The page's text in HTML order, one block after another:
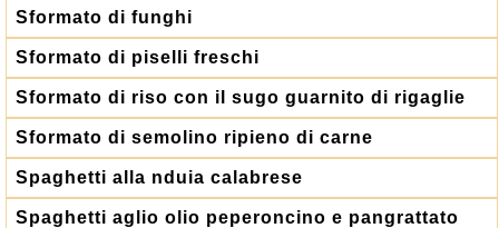
Sformato di funghi
Sformato di piselli freschi
Sformato di riso con il sugo guarnito di rigaglie
Sformato di semolino ripieno di carne
Spaghetti alla nduia calabrese
Spaghetti aglio olio peperoncino e pangrattato